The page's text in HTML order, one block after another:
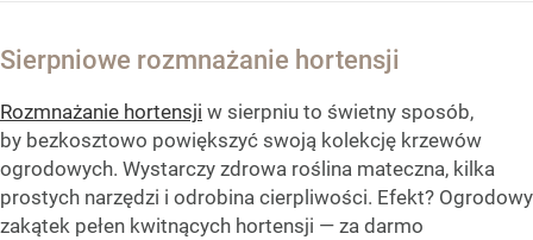
Sierpniowe rozmnażanie hortensji
Rozmnażanie hortensji w sierpniu to świetny sposób,
by bezkosztowo powiększyć swoją kolekcję krzewów
ogrodowych. Wystarczy zdrowa roślina mateczna, kilka
prostych narzędzi i odrobina cierpliwości. Efekt? Ogrodowy
zakątek pełen kwitnących hortensji — za darmo